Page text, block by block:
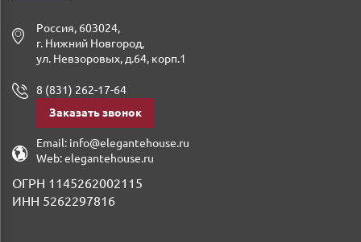
Россия, 603024,
г. Нижний Новгород,
ул. Невзоровых, д.64, корп.1
8 (831) 262-17-64
Заказать звонок
Email: info@elegantehouse.ru
Web:elegantehouse.ru
ОГРН 1145262002115
ИНН 5262297816